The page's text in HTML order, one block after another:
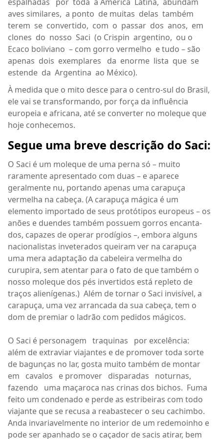
aves similares, a ponto de muitas delas também
terem se convertido, com o passar dos anos, em
clones do nosso Saci (o Crispin argentino, ou o
Ecaco boliviano – com gorro vermelho e tudo – são
apenas dois exemplares da enorme lista que se
estende da Argentina ao México).
À medida que o mito desce para o centro-sul do Brasil,
ele vai se transformando, por força da influência
europeia e africana, até se converter no moleque que
hoje conhecemos.
Segue uma breve descrição do Saci:
O Saci é um moleque de uma perna só – muito
raramente apresentado com duas – e aparece
geralmente nu, portando apenas uma carapuça
vermelha na cabeça. (A carapuça mágica é um
elemento importado de seus protótipos europeus – os
anões e duendes também possuem gorros encanta-
dos, capazes de operar prodígios –, embora alguns
nacionalistas inveterados queiram ver na carapuça
uma mera adaptação da cabeleira vermelha do
curupira, sem atentar para o fato de que também o
nosso moleque dos pés invertidos está repleto de
traços alienígenas.) Além de tornar o Saci invisível, a
carapuça, uma vez arrancada da sua cabeça, tem o
dom de premiar o ladrão com pedidos mágicos.
O Saci é personagem traquinas
por excelência:
além de extraviar viajantes e de promover toda sorte
de bagunças no lar, gosta muito também de montar
em
cavalos e promover disparadas
noturnas,
fazendo
uma maçaroca nas crinas dos bichos. Fuma
feito um condenado e perde as estribeiras com todo
viajante que se recusa a reabastecer o seu cachimbo.
Anda invariavelmente no interior de um redemoinho e
pode ser apanhado se o caçador de sacis atirar, bem